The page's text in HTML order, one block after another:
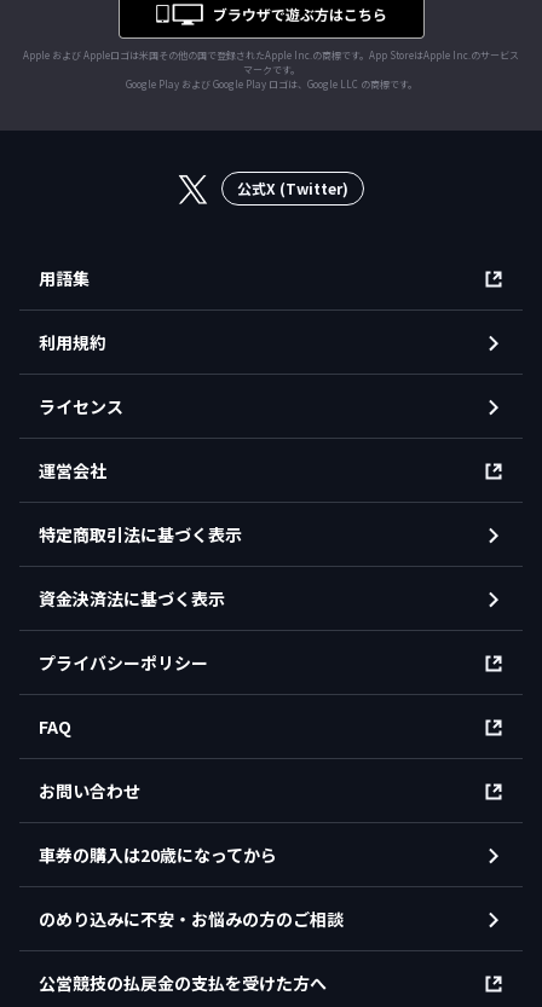
Apple および Appleロゴは米国その他の国で登録されたApple Inc.の商標です。App StoreはApple Inc.のサービス
マークです。
Google Play および Google Play ロゴは、Google LLC の商標です。
公式X (Twitter)
用語集
利用規約
ライセンス
運営会社
特定商取引法に基づく表示
資金決済法に基づく表示
プライバシーポリシー
FAQ
お問い合わせ
車券の購入は20歳になってから
のめり込みに不安・お悩みの方のご相談
公営競技の払戻金の支払を受けた方へ